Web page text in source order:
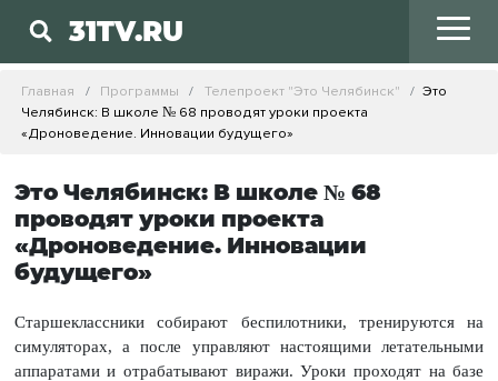
31TV.RU
Главная Программы Телепроект "Это Челябинск"
Это
Челябинск: В школе № 68 проводят уроки проекта
«Дроноведение. Инновации будущего»
Это Челябинск: В школе № 68
проводят уроки проекта
«Дроноведение. Инновации
будущего»
Старшеклассники собирают беспилотники, тренируются на
симуляторах, а после управляют настоящими летательными
аппаратами и отрабатывают виражи. Уроки проходят на базе